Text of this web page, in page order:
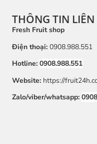
THÔNG TIN LIÊN
Fresh Fruit shop
Điện thoại: 0908.988.551
Hotline: 0908.988.551
Website: https://
Zalo/viber/whatsapp: